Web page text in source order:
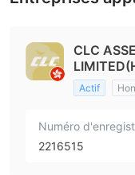
CLC
Actif
Numéro
2216515